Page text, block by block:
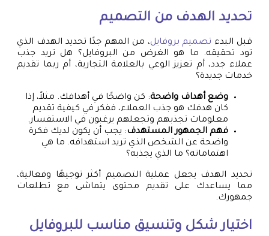
تحديد الهدف من التصميم
قبل البدء تصميم بروفايل، من المهم جدًا تحديد الهدف الذي
تود تحقيقه. ما هو الغرض من البروفايل؟ هل تريد جذب
عملاء جدد، أم تعزيز الوعي بالعلامة التجارية، أم ربما تقديم
خدمات جديدة؟
وضع أهداف واضحة: كن واضحًا في أهدافك. مثلاً، إذا
كان هدفك هو جذب العملاء، ففكر في كيفية تقديم
معلومات تجذبهم وتجعلهم يرغبون في الاستفسار.
فهم الجمهور المستهدف: يجب أن يكون لديك فكرة
واضحة عن الشخص الذي تريد استهدافه. ما هي
اهتماماته؟ ما الذي يجذبه؟
تحديد الهدف يجعل عملية التصميم أكثر توجيهًا وفعالية،
مما يساعدك على تقديم محتوى يتماشى مع تطلعات
جمهورك.
اختيار شكل وتنسيق مناسب للبروفايل